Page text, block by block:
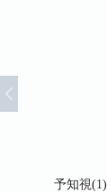
予知視(1)